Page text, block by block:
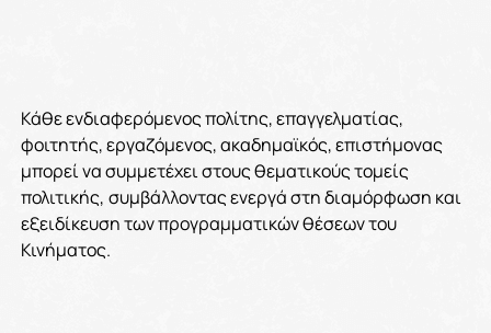
Κάθε ενδιαφερόμενος πολίτης, επαγγελματίας,
φοιτητής, εργαζόμενος, ακαδημαϊκός, επιστήμονας
μπορεί να συμμετέχει στους θεματικούς τομείς
πολιτικής, συμβάλλοντας ενεργά στη διαμόρφωση και
εξειδίκευση των προγραμματικών θέσεων του
Κινήματος.